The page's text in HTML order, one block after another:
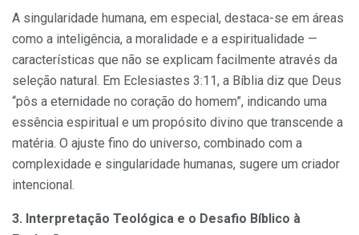
A singularidade humana, em especial, destaca-se em áreas
como a inteligência, a moralidade e a espiritualidade —
características que não se explicam facilmente através da
seleção natural. Em Eclesiastes 3:11, a Bíblia diz que Deus
“pôs a eternidade no coração do homem”, indicando uma
essência espiritual e um propósito divino que transcende a
matéria. O ajuste fino do universo, combinado com a
complexidade e singularidade humanas, sugere um criador
intencional.
3. Interpretação Teológica e o Desafio Bíblico à